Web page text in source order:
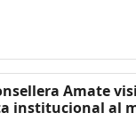
Amate
institucional al